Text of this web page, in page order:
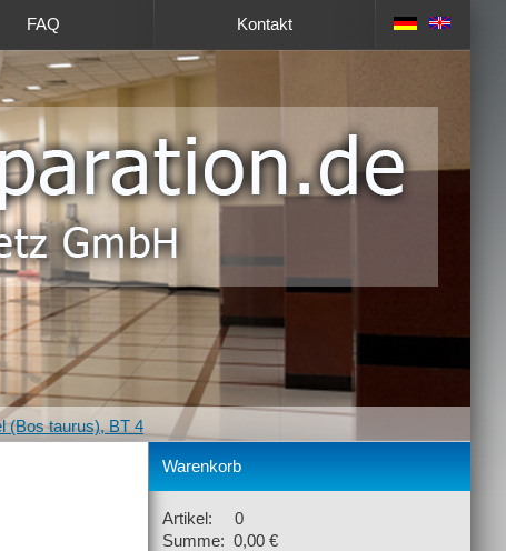
FAQ Kontakt
(Bos taurus), BT 4
Warenkorb
Artikel: 0
Summe: 0,00 €